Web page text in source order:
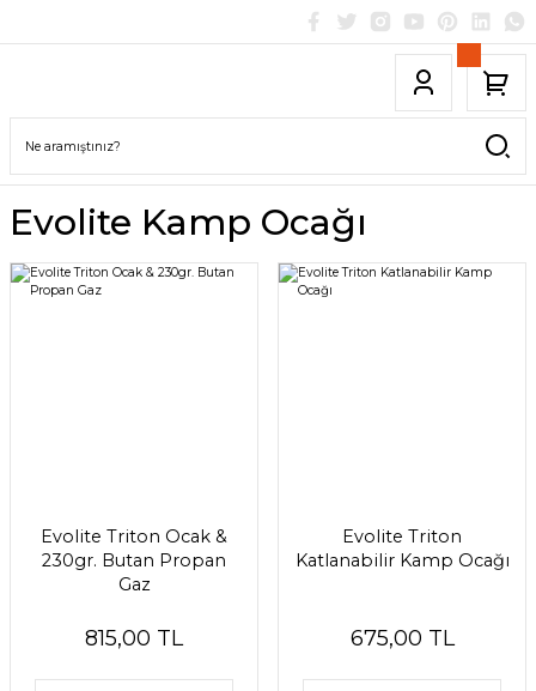
Evolite Kamp Ocağı
Evolite Triton Ocak &
230gr. Butan Propan
Gaz
815,00 TL
Evolite Triton
Katlanabilir Kamp Ocağı
675,00 TL